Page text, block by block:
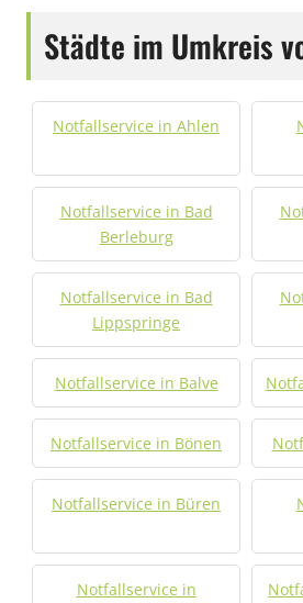
Städte im Umkreis
Notfallservice in Ahlen
Notfallservice in Bad
Berleburg
Notfallservice in Bad
Lippspringe
Notfallservice in Balve
Notfallservice in Bönen
Notfallservice in Büren
Notfallservice in